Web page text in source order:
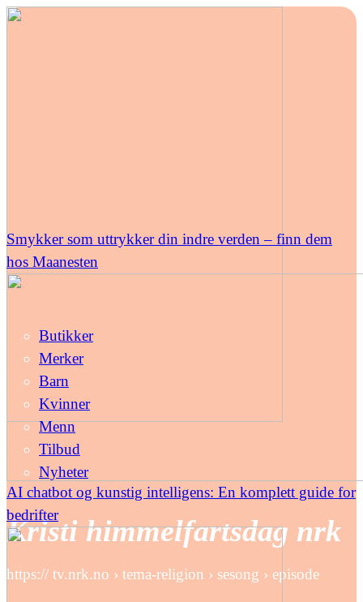
Smykker som uttrykker din indre verden – finn dem
hos Maanesten
AI chatbot og kunstig intelligens: En komplett guide for
bedrifter
Butikker
Merker
Barn
Kvinner
Menn
Tilbud
Nyheter
Kristi himmelfartsdag nrk
https:// tv.nrk.no › tema-religion › sesong › episode